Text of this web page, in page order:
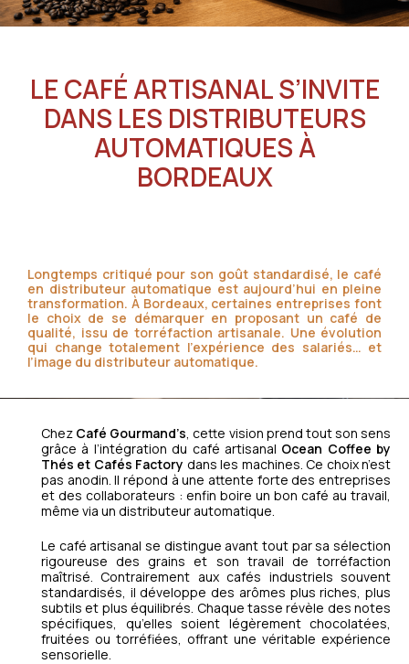
LE CAFÉ ARTISANAL S’INVITE
DANS LES DISTRIBUTEURS
AUTOMATIQUES À
BORDEAUX
Longtemps critiqué pour son goût standardisé, le café
en distributeur automatique est aujourd’hui en pleine
transformation. À Bordeaux, certaines entreprises font
le choix de se démarquer en proposant un café de
qualité, issu de torréfaction artisanale. Une évolution
qui change totalement l’expérience des salariés… et
l’image du distributeur automatique.
Chez Café Gourmand’s , cette vision prend tout son sens
grâce à l’intégration du café artisanal Ocean Coffee by
Thés et Cafés Factory dans les machines. Ce choix n’est
pas anodin. Il répond à une attente forte des entreprises
et des collaborateurs : enfin boire un bon café au travail,
même via un distributeur automatique.
Le café artisanal se distingue avant tout par sa sélection
rigoureuse des grains et son travail de torréfaction
maîtrisé. Contrairement aux cafés industriels souvent
standardisés, il développe des arômes plus riches, plus
subtils et plus équilibrés. Chaque tasse révèle des notes
spécifiques, qu’elles soient légèrement chocolatées,
fruitées ou torréfiées, offrant une véritable expérience
sensorielle.